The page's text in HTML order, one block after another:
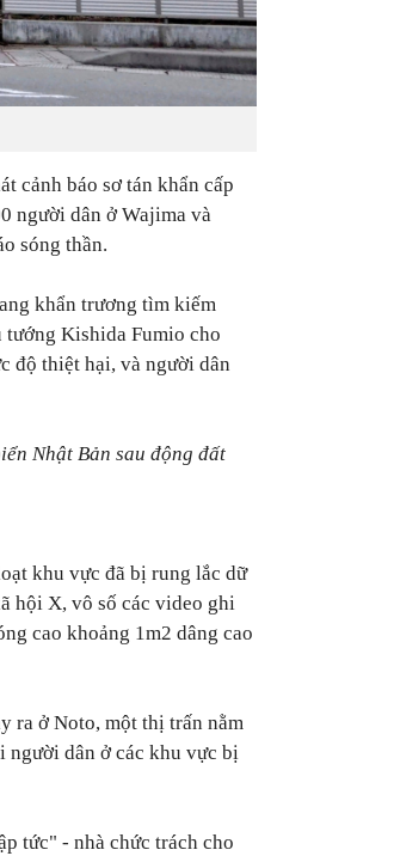
cảnh báo sơ tán khẩn cấp
người dân ở Wajima và
sóng thần.
khẩn trương tìm kiếm
tướng Kishida Fumio cho
độ thiệt hại, và người dân
Nhật Bản sau động đất
khu vực đã bị rung lắc dữ
hội X, vô số các video ghi
cao khoảng 1m2 dâng cao
ra ở Noto, một thị trấn nằm
người dân ở các khu vực bị
tức" - nhà chức trách cho